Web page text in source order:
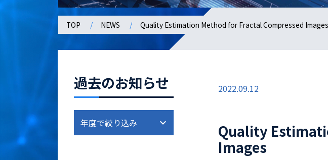
TOP NEWS Quality Estimation Method for Fractal Compressed Images
過去のお知らせ 2022.09.12
Quality
Images